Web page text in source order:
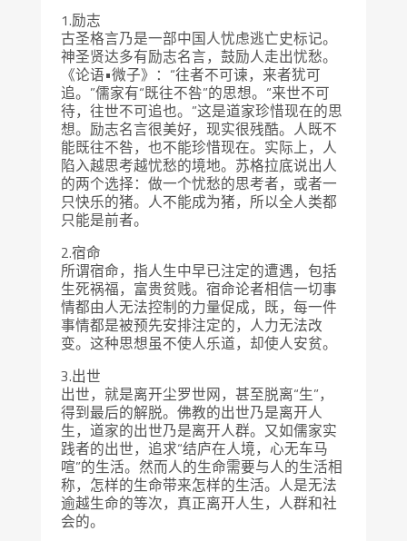
1.励志
古圣格言乃是一部中国人忧虑逃亡史标记。
神圣贤达多有励志名言，鼓励人走出忧愁。
《论语•微子》：“往者不可谏，来者犹可
追。”儒家有“既往不咎”的思想。“来世不可
待，往世不可追也。”这是道家珍惜现在的思
想。励志名言很美好，现实很残酷。人既不
能既往不咎，也不能珍惜现在。实际上，人
陷入越思考越忧愁的境地。苏格拉底说出人
的两个选择：做一个忧愁的思考者，或者一
只快乐的猪。人不能成为猪，所以全人类都
只能是前者。
2.宿命
所谓宿命，指人生中早已注定的遭遇，包括
生死祸福，富贵贫贱。宿命论者相信一切事
情都由人无法控制的力量促成，既，每一件
事情都是被预先安排注定的，人力无法改
变。这种思想虽不使人乐道，却使人安贫。
3.出世
出世，就是离开尘罗世网，甚至脱离“生”，
得到最后的解脱。佛教的出世乃是离开人
生，道家的出世乃是离开人群。又如儒家实
践者的出世，追求“结庐在人境，心无车马
喧”的生活。然而人的生命需要与人的生活相
称，怎样的生命带来怎样的生活。人是无法
逾越生命的等次，真正离开人生，人群和社
会的。